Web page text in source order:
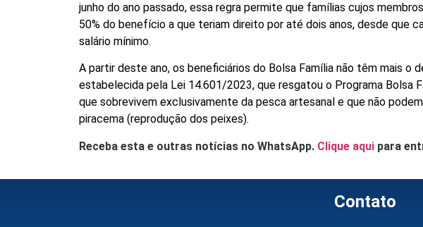
junho do ano passado, essa regra permite que famílias cujos
50% do benefício a que teriam direito por até dois anos, desde que
salário mínimo.
A partir deste ano, os beneficiários do Bolsa Família não têm mais o
estabelecida pela Lei 14.601/2023, que resgatou o Programa Bolsa
que sobrevivem exclusivamente da pesca artesanal e que não
piracema (reprodução dos peixes).
Receba esta e outras notícias no WhatsApp. Clique aqui para
Contato